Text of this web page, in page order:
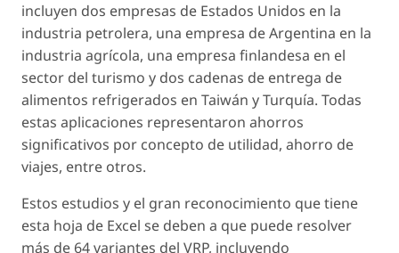
incluyen dos empresas de Estados Unidos en la
industria petrolera, una empresa de Argentina en la
industria agrícola, una empresa finlandesa en el
sector del turismo y dos cadenas de entrega de
alimentos refrigerados en Taiwán y Turquía. Todas
estas aplicaciones representaron ahorros
significativos por concepto de utilidad, ahorro de
viajes, entre otros.
Estos estudios y el gran reconocimiento que tiene
esta hoja de Excel se deben a que puede resolver
más de 64 variantes del VRP, incluyendo